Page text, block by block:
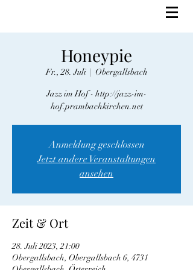
Honeypie
Fr., 28. Juli
  |
Obergallsbach
Jazz im Hof - http://jazz-im-
hof.prambachkirchen.net
Anmeldung geschlossen
Jetzt andere Veranstaltungen
ansehen
Zeit & Ort
28. Juli 2023, 21:00
Obergallsbach, Obergallsbach 6, 4731